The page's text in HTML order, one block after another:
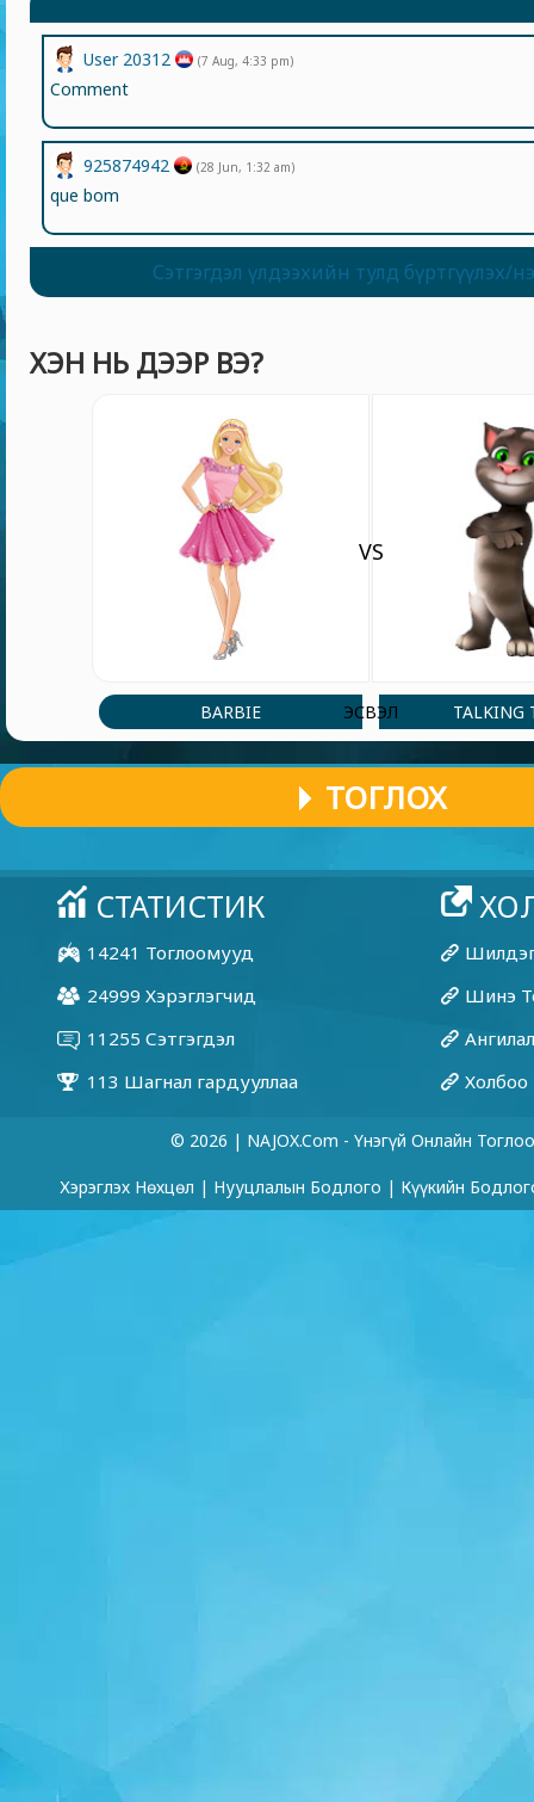
925874942 (28 Jun, 1:32 am)
que bom
User 20312 (7 Aug, 4:33 pm)
Comment
Сэтгэгдэл үлдээхийн тулд бүртгүүлэх/
ХЭН НЬ ДЭЭР ВЭ?
BARBIE
VS
ЭСВЭЛ TALKING
ТОГЛОХ
© 2026 | NAJOX.com - Үнэгүй Онлайн
Хэрэглэх Нөхцөл | Нууцлалын Бодлого | Күүкийн